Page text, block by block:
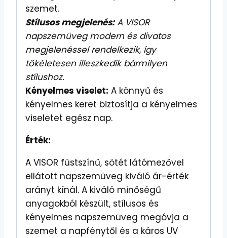
szemet.
Stílusos megjelenés:A VISOR
napszemüveg modern és divatos
megjelenéssel rendelkezik, így
tökéletesen illeszkedik bármilyen
stílushoz.
Kényelmes viselet: A könnyű és
kényelmes keret biztosítja a kényelmes
viseletet egész nap.
Érték:
A VISOR füstszínű, sötét látómezővel
ellátott napszemüveg kiváló ár-érték
arányt kínál. A kiváló minőségű
anyagokból készült, stílusos és
kényelmes napszemüveg megóvja a
szemet a napfénytől és a káros UV